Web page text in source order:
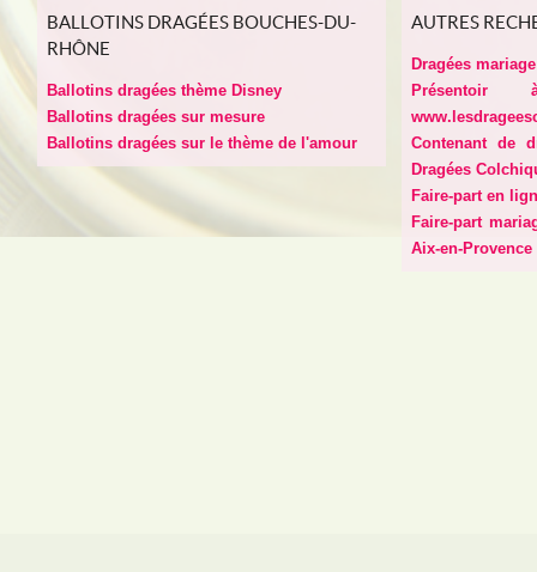
BALLOTINS DRAGÉES BOUCHES-DU-
RHÔNE
Ballotins dragées thème Disney
Ballotins dragées sur mesure
Ballotins dragées sur le thème de l'amour
AUTRES
Dragées
Présentoir
Contenant de
Dragées
Faire-part en
Faire-part
Aix-en-Provence